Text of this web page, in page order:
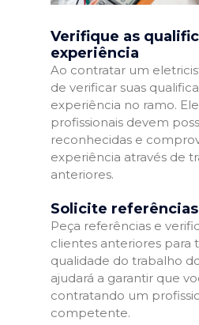
Verifique as
experiência
Ao contratar um
de verificar suas
experiência no ramo.
profissionais devem
reconhecidas e
experiência através de
anteriores.
Solicite
Peça referências e
clientes anteriores para
qualidade do trabalho
ajudará a garantir que
contratando um
competente.